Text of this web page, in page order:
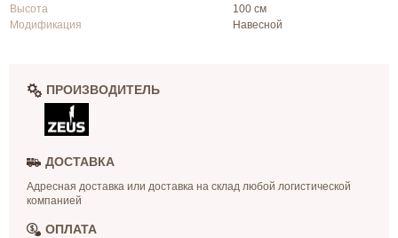
Высота
100 см
Модификация
Навесной
ПРОИЗВОДИТЕЛЬ
ДОСТАВКА
Адресная доставка или доставка на склад любой логистической
компанией
ОПЛАТА